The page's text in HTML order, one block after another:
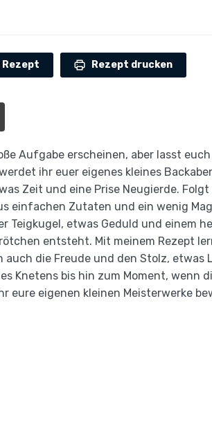
Rezept Rezept drucken
Aufgabe erscheinen, aber lasst
ihr euer eigenes kleines
Zeit und eine Prise Neugierde. Folgt
einfachen Zutaten und ein wenig
Teigkugel, etwas Geduld und einem
entsteht. Mit meinem Rezept
die Freude und den Stolz, etwas
Knetens bis hin zum Moment, wenn
eure eigenen kleinen Meisterwerke